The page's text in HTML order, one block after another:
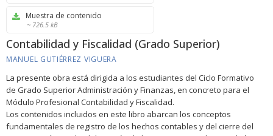
Muestra de contenido
~ 726.5 kB
Contabilidad y Fiscalidad (Grado Superior)
MANUEL GUTIÉRREZ VIGUERA
La presente obra está dirigida a los estudiantes del Ciclo Formativo
de Grado Superior Administración y Finanzas, en concreto para el
Módulo Profesional Contabilidad y Fiscalidad.
Los contenidos incluidos en este libro abarcan los conceptos
fundamentales de registro de los hechos contables y del cierre del